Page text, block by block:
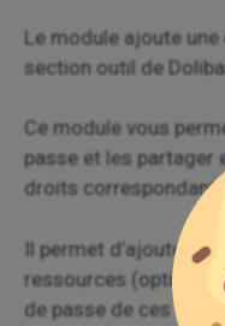
Le module ajoute
section outil de
Ce module vous
passe et les partager
droits correspondants.
Il permet d’ajouter
ressources (options
de passe de ces